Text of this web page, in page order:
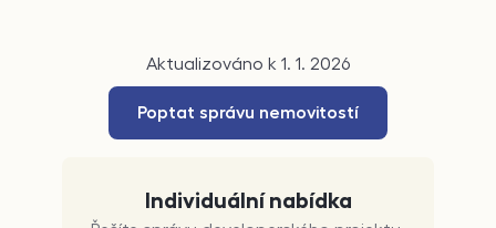
Aktualizováno k 1. 1. 2026
Poptat správu nemovitostí
Individuální nabídka